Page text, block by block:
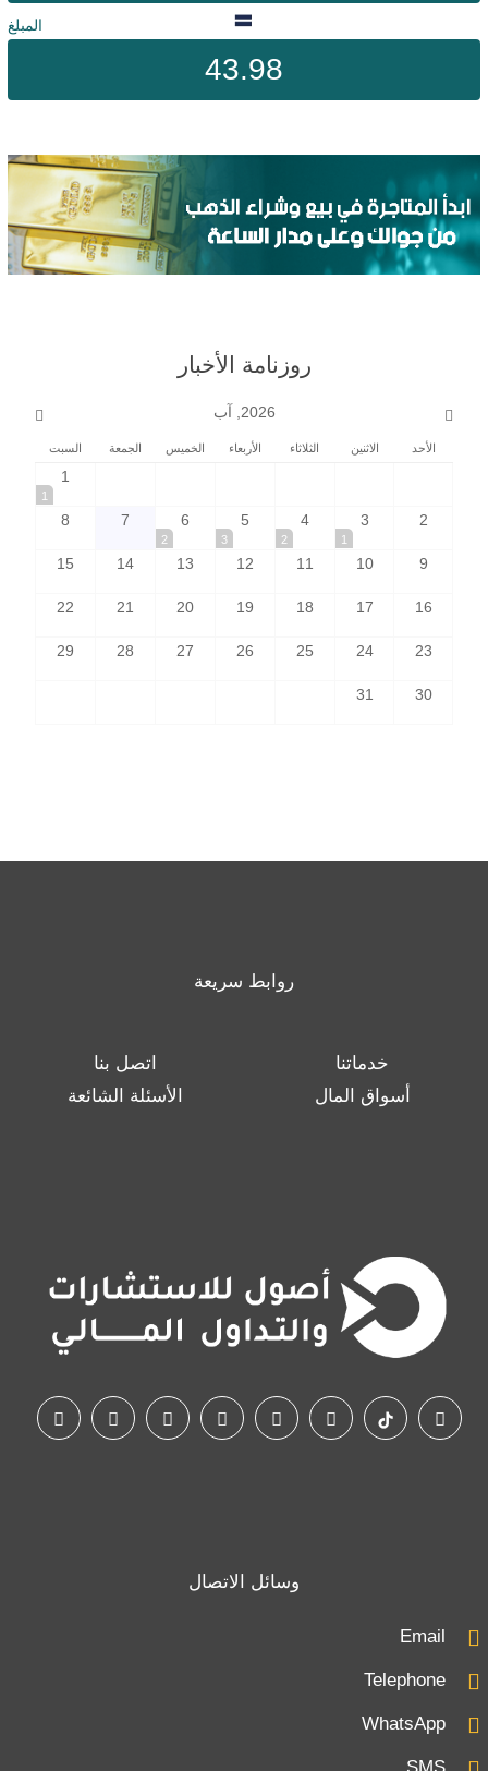
المبلغ
43.98
روزنامة الأخبار
2026, آب
الأحد الاثنين الثلاثاء الأربعاء الخميس الجمعة السبت
1
1
2
3
1
4
2
5
3
6
2
7
8
9
10
11
12
13
14
15
16
17
18
19
20
21
22
23
24
25
26
27
28
29
30
31
روابط سريعة
خدماتنا
اتصل بنا
أسواق المال
الأسئلة الشائعة
وسائل الاتصال
Email
Telephone
WhatsApp